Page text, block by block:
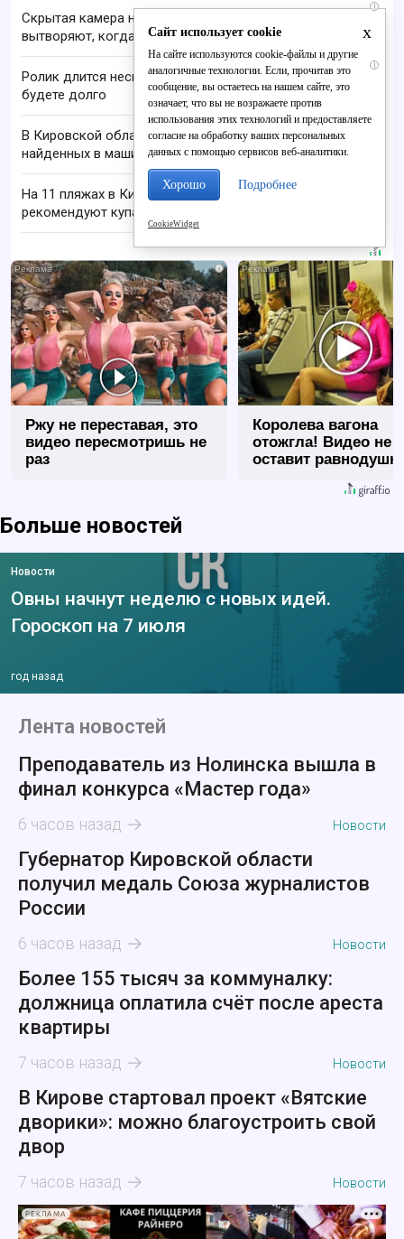
i
Скрытая камера на пляже Крыма: Что люди
вытворяют, когда их не видят...
i
Ролик длится несколько секунд, а смеяться вы
будете долго
В Кировской области проверяют гибель супругов,
найденных в машине в Вятке
На 11 пляжах в Кировской области не
рекомендуют купаться из-за бактерий
i
Ржу не переставая, это
видео пересмотришь не
раз
Королева вагона
отожгла! Видео не
оставит
Больше новостей
Новости
Овны начнут неделю с новых идей.
Гороскоп на 7 июля
год назад
Лента новостей
Преподаватель из Нолинска вышла в
финал конкурса «Мастер года»
6 часов назад Новости
Губернатор Кировской области
получил медаль Союза журналистов
России
6 часов назад Новости
Более 155 тысяч за коммуналку:
должница оплатила счёт после ареста
квартиры
7 часов назад Новости
В Кирове стартовал проект «Вятские
дворики»: можно благоустроить свой
двор
7 часов назад Новости
РЕКЛАМА
x
Сайт использует cookie
На сайте используются cookie-файлы и другие
аналогичные технологии. Если, прочитав это
сообщение, вы остаетесь на нашем сайте, это
означает, что вы не возражаете против
использования этих технологий и предоставляете
согласие на обработку ваших персональных
данных с помощью сервисов веб-аналитики.
Хорошо Подробнее
CookieWidget